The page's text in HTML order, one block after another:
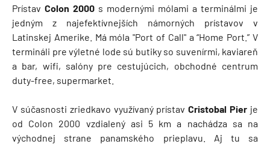
Prístav Colon 2000 s modernými mólami a terminálmi je
jedným z najefektívnejších námorných prístavov v
Latinskej Amerike. Má móla "Port of Call" a “Home Port.” V
termináli pre výletné lode sú butiky so suvenírmi, kaviareň
a bar, wifi, salóny pre cestujúcich, obchodné centrum
duty-free, supermarket.
V súčasnosti zriedkavo využívaný prístavCristobal Pier je
od Colon 2000 vzdialený asi 5 km a nachádza sa na
východnej strane panamského prieplavu. Aj tu sa